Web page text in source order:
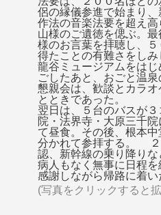
侶の縁儀参進で始まり
作法の音楽法要を超え
山様のご遺徳を偲ぶ。
様のお言葉を拝聴し、
得たことの有難さをしみ
龍谷ミュージアムをは
ごしたあと、おごと温
懇親会は、歓談とカラ
とときであった。
翌日は、５台のバスが
院・法界寺・大原三千
て昼食。その後、根本
分かれて参拝する。 ２
認、新幹線の乗り降り
病人もなく無事に日程
感謝しながら帰路に着い
(写真をクリックすると拡